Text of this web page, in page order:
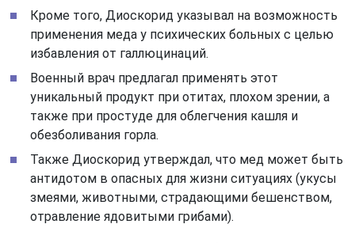
Кроме того, Диоскорид указывал на возможность
применения меда у психических больных с целью
избавления от галлюцинаций.
Военный врач предлагал применять этот
уникальный продукт при отитах, плохом зрении, а
также при простуде для облегчения кашля и
обезболивания горла.
Также Диоскорид утверждал, что мед может быть
антидотом в опасных для жизни ситуациях (укусы
змеями, животными, страдающими бешенством,
отравление ядовитыми грибами).